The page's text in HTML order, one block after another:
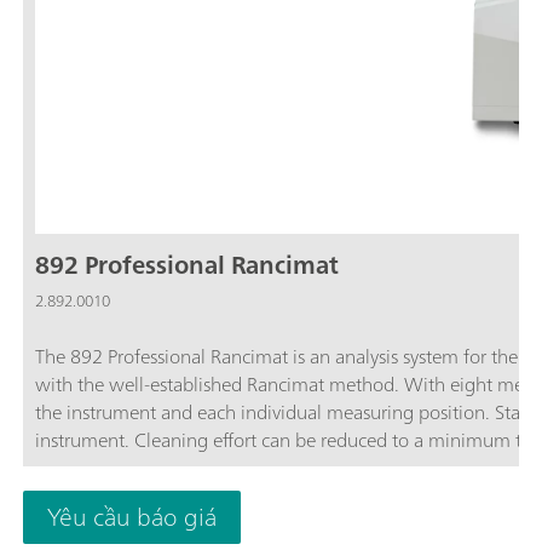
892 Professional Rancimat
2.892.0010
The 892 Professional Rancimat is an analysis system for
with the well-established Rancimat method. With eight
the instrument and each individual measuring position.
instrument. Cleaning effort can be reduced to a minimum
accessories. This saves time and costs and significantly
determinations are included in the scope of delivery. The
and for data storage.
Yêu cầu báo giá